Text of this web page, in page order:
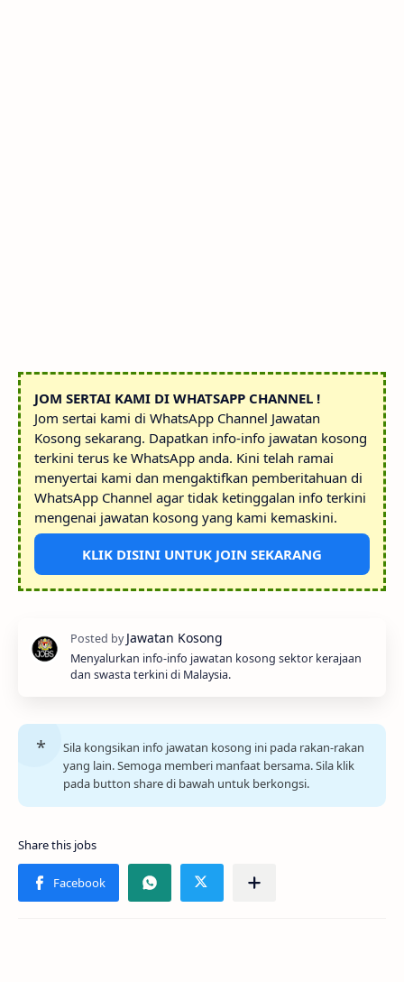
JOM SERTAI KAMI DI WHATSAPP CHANNEL !
Jom sertai kami di WhatsApp Channel Jawatan
Kosong sekarang. Dapatkan info-info jawatan kosong
terkini terus ke WhatsApp anda. Kini telah ramai
menyertai kami dan mengaktifkan pemberitahuan di
WhatsApp Channel agar tidak ketinggalan info terkini
mengenai jawatan kosong yang kami kemaskini.
KLIK DISINI UNTUK JOIN SEKARANG
Menyalurkan info-info jawatan kosong sektor kerajaan
dan swasta terkini di Malaysia.
Sila kongsikan info jawatan kosong ini pada rakan-rakan
yang lain. Semoga memberi manfaat bersama. Sila klik
pada button share di bawah untuk berkongsi.